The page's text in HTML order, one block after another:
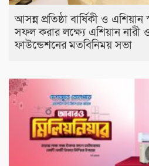
আসন্ন প্রতিষ্ঠা বার্ষিকী ও এশিয়ান
সফল করার লক্ষ্যে এশিয়ান নারী
ফাউন্ডেশনের মতবিনিময় সভা